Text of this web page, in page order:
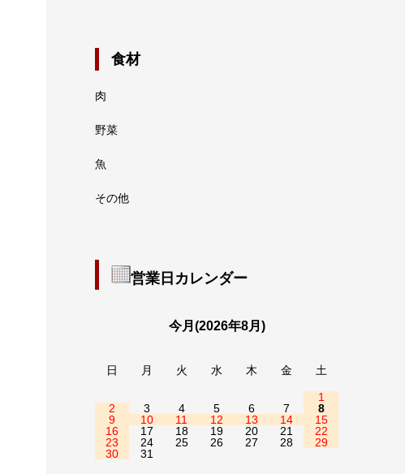
食材
肉
野菜
魚
その他
営業日カレンダー
今月(2026年8月)
日 月 火 水 木 金 土
1
2
3 4 5 6 7
8
9
10 11 12 13 14
15
16
17 18 19 20 21
22
23
24 25 26 27 28
29
30
31